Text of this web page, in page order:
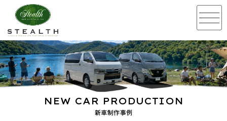
新車制作事例
NEW CAR PRODUCTION